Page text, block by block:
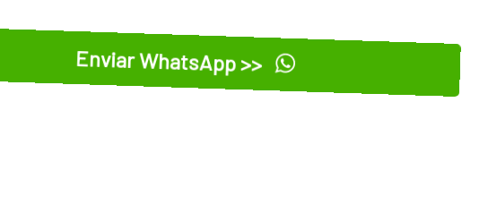
Enviar WhatsApp >>